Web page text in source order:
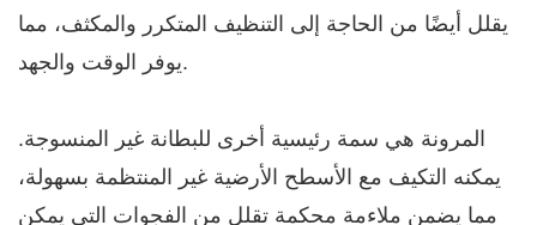
يقلل أيضًا من الحاجة إلى التنظيف المتكرر والمكثف، مما
يوفر الوقت والجهد.
المرونة هي سمة رئيسية أخرى للبطانة غير المنسوجة.
يمكنه التكيف مع الأسطح الأرضية غير المنتظمة بسهولة،
مما يضمن ملاءمة محكمة تقلل من الفجوات التي يمكن